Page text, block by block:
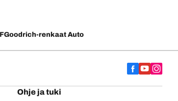
renkaat Auto
Ohje ja tuki